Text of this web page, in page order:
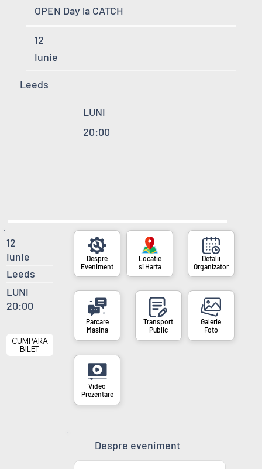
OPEN Day la CATCH
12
Iunie
Leeds
LUNI
20:00
Eveniment
Organizator
si Harta
Masina
Transport
Public
Galerie
Foto
Video
Prezentare
Despre eveniment
12
Iunie
Leeds
LUNI
20:00
CUMPARA
BILET